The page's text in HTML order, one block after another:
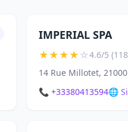
IMPERIAL SPA
★★★★☆4.6/5
14 Rue Millotet,
📞 +33380413594🌐